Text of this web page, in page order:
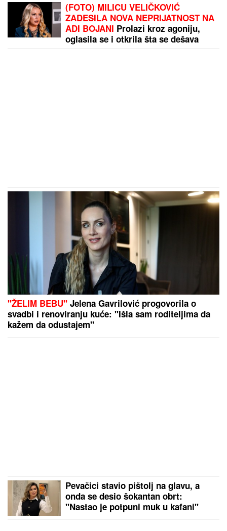
(FOTO) MILICU VELIČKOVIĆ
ZADESILA NOVA NEPRIJATNOST NA
ADI BOJANI Prolazi kroz agoniju,
oglasila se i otkrila šta se dešava
"ŽELIM BEBU" Jelena Gavrilović progovorila o
svadbi i renoviranju kuće: "Išla sam roditeljima da
kažem da odustajem"
Pevačici stavio pištolj na glavu, a
onda se desio šokantan obrt:
"Nastao je potpuni muk u kafani"